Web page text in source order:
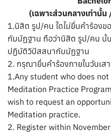
(เฉพาะส่วนกลางเท่านั้
1.นิสิต รูป/คน ใดไม่ยื่นคำร้องข
กัมมัฏฐาน ถือว่านิสิต รูป/คน นั้
ปฏิบัติวิปัสสนากัมมัฏฐาน
2. กรุณายื่นคำร้องภายในวันเ
1.Any student who does
Meditation Practice
wish to request an
Meditation practice.
2. Register within